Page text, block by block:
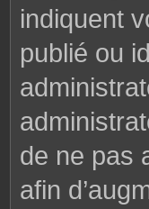
indiquent
publié ou
de ne pas
afin